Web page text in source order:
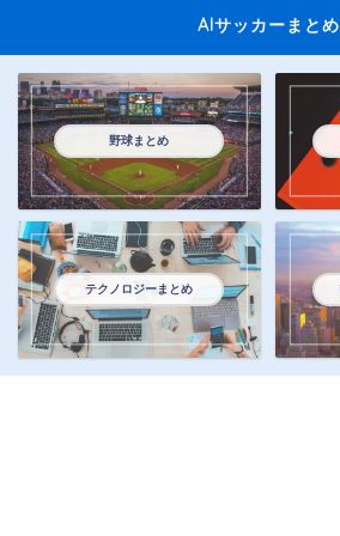
AIサッカーまとめ
野球まとめ
テクノロジーまとめ